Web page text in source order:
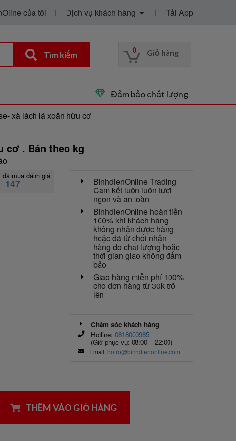
của tôi Dịch vụ khách hàng Tải App
Tìm kiếm 0 Giỏ hàng
Đảm bảo chất lượng
xà lách lá xoăn hữu cơ
cơ . Bán theo kg
đã mua đánh giá
147 BinhdienOnline Trading
Cam kết luôn luôn tươi
ngon và an toàn
BinhdienOnline hoàn tiền
100% khi khách hàng
không nhận được hàng
hoặc đã từ chối nhận
hàng do chất lượng hoặc
thời gian giao không đảm
bảo
Giao hàng miễn phí 100%
cho đơn hàng từ 30k trở
lên
Chăm sóc khách hàng
Hotline: 0818000985
(Giờ phục vụ: 08:00 – 22:00)
Email: hotro@binhdienonline.com
THÊM VÀO GIỎ HÀNG